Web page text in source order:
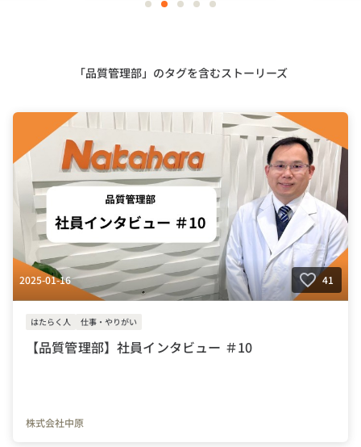
itemitemitemitemitem
「品質管理部」のタグを含むストーリーズ
2025-01-16 41
はたらく人 仕事・やりがい
【品質管理部】社員インタビュー ＃10
株式会社中原